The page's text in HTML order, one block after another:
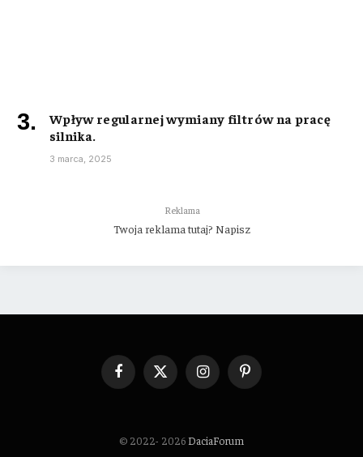
Wpływ regularnej wymiany filtrów na pracę
silnika.
3 marca, 2025
Reklama
Twoja reklama tutaj? Napisz
FacebookX
InstagramPinterest
© 2022- 2026DaciaForum